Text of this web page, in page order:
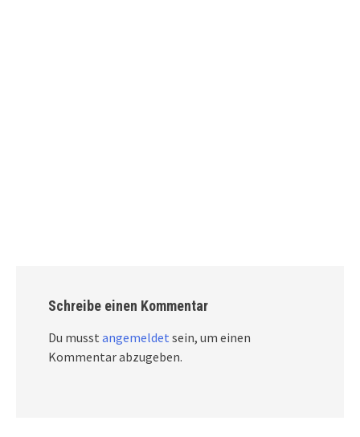
Schreibe einen Kommentar
Du musst angemeldet sein, um einen
Kommentar abzugeben.